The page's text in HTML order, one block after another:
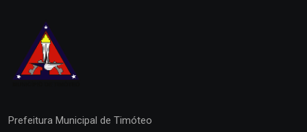
Prefeitura Municipal de Timóteo